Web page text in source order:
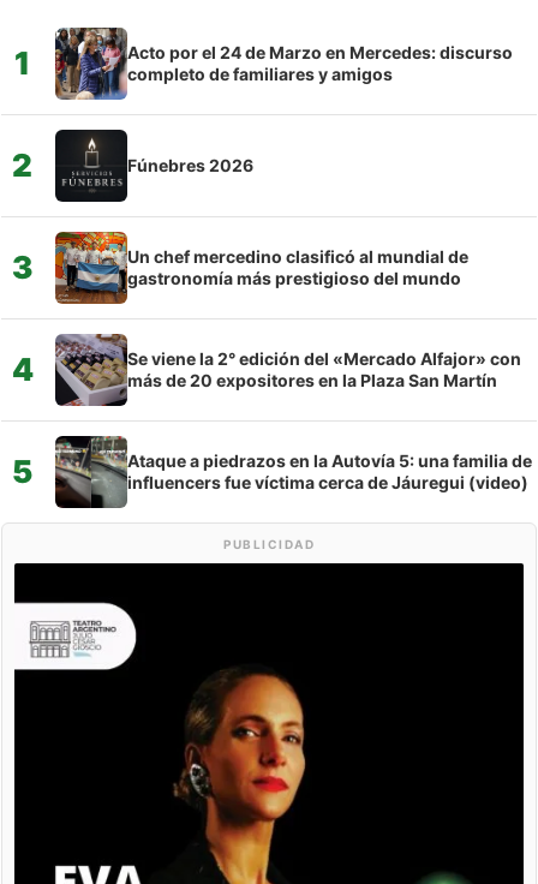
1
Acto por el 24 de Marzo en Mercedes: discurso
completo de familiares y amigos
2 Fúnebres 2026
3
Un chef mercedino clasificó al mundial de
gastronomía más prestigioso del mundo
4
Se viene la 2° edición del «Mercado Alfajor» con
más de 20 expositores en la Plaza San Martín
5
Ataque a piedrazos en la Autovía 5: una familia de
influencers fue víctima cerca de Jáuregui (video)
PUBLICIDAD